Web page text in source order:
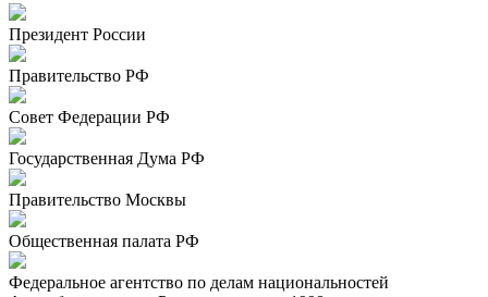
Президент России
Правительство РФ
Совет Федерации РФ
Государственная Дума РФ
Правительство Москвы
Общественная палата РФ
Федеральное агентство по делам национальностей